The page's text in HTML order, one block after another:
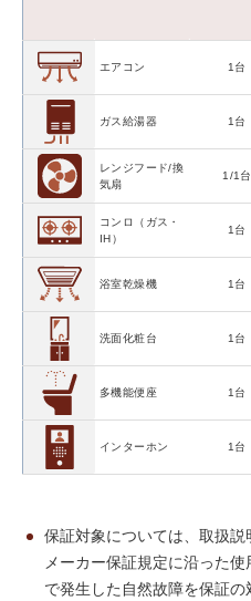
エアコン 1台
ガス給湯器 1台
レンジフード/換
気扇
1/1台
コンロ（ガス・
IH）
1台
浴室乾燥機 1台
洗面化粧台 1台
多機能便座 1台
インターホン 1台
保証対象については、 取扱説
メーカー保証規定に沿った
で発生した自然故障を保証の